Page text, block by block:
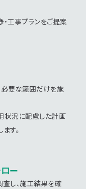
工事プランをご提案
必要な範囲だけを施
状況に配慮した計画
す。
ー
し、施工結果を確